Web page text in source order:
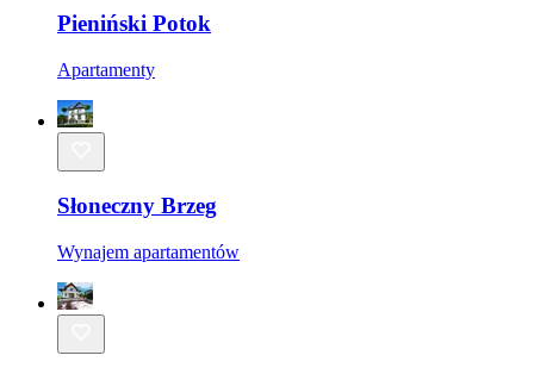
Pieniński Potok
Apartamenty
Słoneczny Brzeg
Wynajem apartamentów